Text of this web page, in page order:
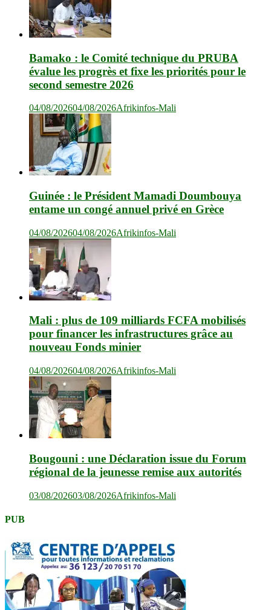
Bamako : le Comité technique du PRUBA
évalue les progrès et fixe les priorités pour le
second semestre 2026
04/08/202604/08/2026Afrikinfos-Mali
Guinée : le Président Mamadi Doumbouya
entame un congé annuel privé en Grèce
04/08/202604/08/2026Afrikinfos-Mali
Mali : plus de 109 milliards FCFA mobilisés
pour financer les infrastructures grâce au
nouveau Fonds minier
04/08/202604/08/2026Afrikinfos-Mali
Bougouni : une Déclaration issue du Forum
régional de la jeunesse remise aux autorités
03/08/202603/08/2026Afrikinfos-Mali
PUB